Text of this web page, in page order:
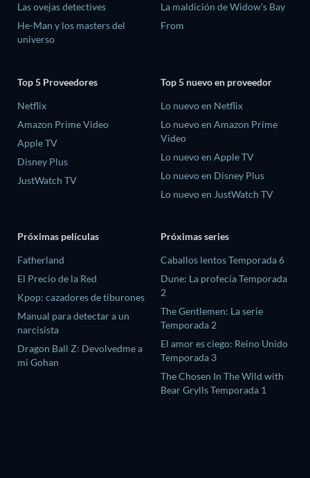
Las ovejas detectives
He-Man y los masters del
universo
La maldición de Widow's Bay
From
Top 5 Proveedores
Netflix
Amazon Prime Video
Apple TV
Disney Plus
JustWatch TV
Top 5 nuevo en proveedor
Lo nuevo en Netflix
Lo nuevo en Amazon Prime
Video
Lo nuevo en Apple TV
Lo nuevo en Disney Plus
Lo nuevo en JustWatch TV
Próximas películas
Fatherland
El Precio de la Red
Kpop: cazadores de tiburones
Manual para detectar a un
narcisista
Dragon Ball Z꞉ Devolvedme a
mi Gohan
Próximas series
Caballos lentos Temporada 6
Dune: La profecía Temporada
2
The Gentlemen: La serie
Temporada 2
El amor es ciego: Reino Unido
Temporada 3
The Chosen In The Wild with
Bear Grylls Temporada 1